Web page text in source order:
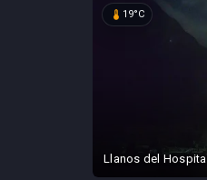
device_thermostat 19°C
Llanos del Hospital